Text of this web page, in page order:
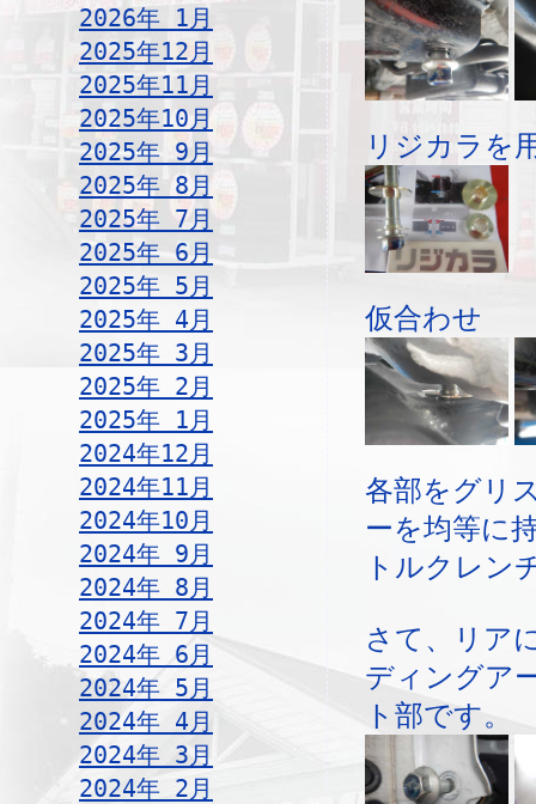
2026年 1月
2025年12月
2025年11月
2025年10月
2025年 9月
2025年 8月
2025年 7月
2025年 6月
2025年 5月
2025年 4月
2025年 3月
2025年 2月
2025年 1月
2024年12月
2024年11月
2024年10月
2024年 9月
2024年 8月
2024年 7月
2024年 6月
2024年 5月
2024年 4月
2024年 3月
2024年 2月
リジカラを
仮合わせ
各部をグリ
ーを均等に
トルクレン
さて、リア
ディングア
ト部です。